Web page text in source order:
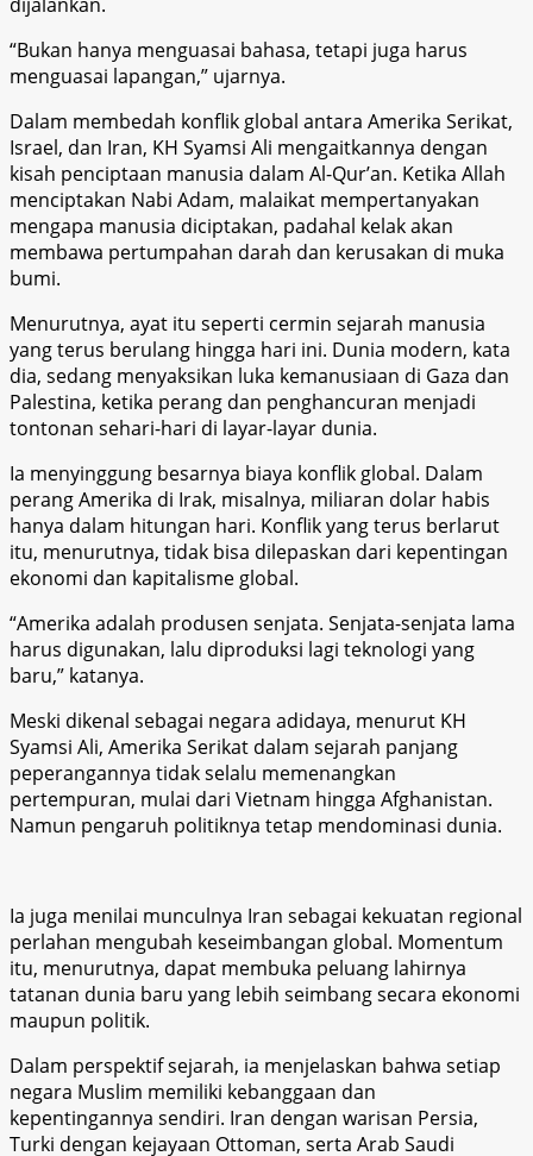
“Bukan hanya menguasai bahasa, tetapi juga harus
menguasai lapangan,” ujarnya.
Dalam membedah konflik global antara Amerika Serikat,
Israel, dan Iran, KH Syamsi Ali mengaitkannya dengan
kisah penciptaan manusia dalam Al-Qur’an. Ketika Allah
menciptakan Nabi Adam, malaikat mempertanyakan
mengapa manusia diciptakan, padahal kelak akan
membawa pertumpahan darah dan kerusakan di muka
bumi.
Menurutnya, ayat itu seperti cermin sejarah manusia
yang terus berulang hingga hari ini. Dunia modern, kata
dia, sedang menyaksikan luka kemanusiaan di Gaza dan
Palestina, ketika perang dan penghancuran menjadi
tontonan sehari-hari di layar-layar dunia.
Ia menyinggung besarnya biaya konflik global. Dalam
perang Amerika di Irak, misalnya, miliaran dolar habis
hanya dalam hitungan hari. Konflik yang terus berlarut
itu, menurutnya, tidak bisa dilepaskan dari kepentingan
ekonomi dan kapitalisme global.
“Amerika adalah produsen senjata. Senjata-senjata lama
harus digunakan, lalu diproduksi lagi teknologi yang
baru,” katanya.
Meski dikenal sebagai negara adidaya, menurut KH
Syamsi Ali, Amerika Serikat dalam sejarah panjang
peperangannya tidak selalu memenangkan
pertempuran, mulai dari Vietnam hingga Afghanistan.
Namun pengaruh politiknya tetap mendominasi dunia.
Ia juga menilai munculnya Iran sebagai kekuatan regional
perlahan mengubah keseimbangan global. Momentum
itu, menurutnya, dapat membuka peluang lahirnya
tatanan dunia baru yang lebih seimbang secara ekonomi
maupun politik.
Dalam perspektif sejarah, ia menjelaskan bahwa setiap
negara Muslim memiliki kebanggaan dan
kepentingannya sendiri. Iran dengan warisan Persia,
Turki dengan kejayaan Ottoman, serta Arab Saudi